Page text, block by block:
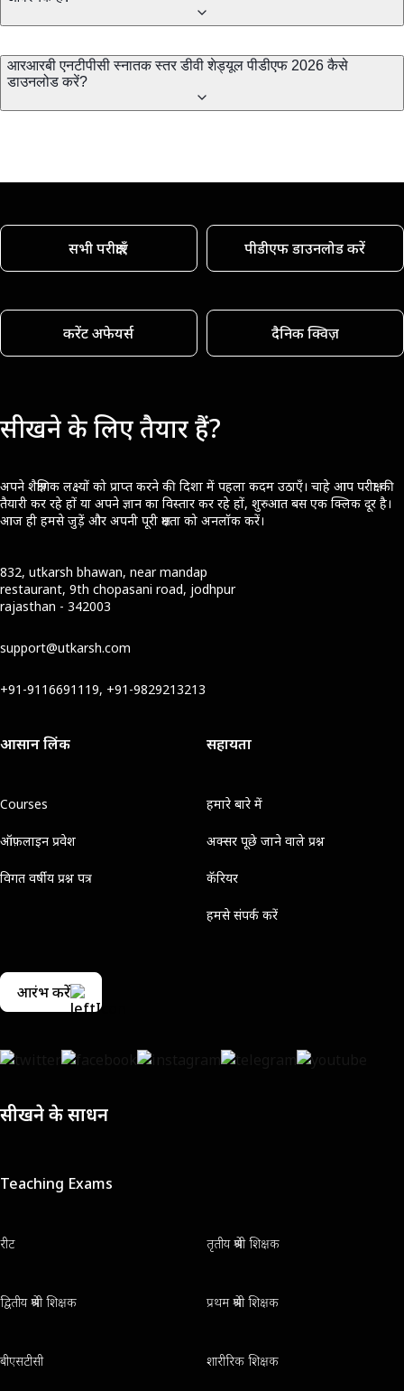
आरआरबी एनटीपीसी स्नातक स्तर डीवी शेड्यूल पीडीएफ 2026 कैसे
डाउनलोड करें?
सभी परीक्षाएँ पीडीएफ डाउनलोड करें
करेंट अफेयर्स दैनिक क्विज़
सीखने के लिए तैयार हैं?
अपने शैक्षणिक लक्ष्यों को प्राप्त करने की दिशा में पहला कदम उठाएँ। चाहे आप परीक्षा की
तैयारी कर रहे हों या अपने ज्ञान का विस्तार कर रहे हों, शुरुआत बस एक क्लिक दूर है।
आज ही हमसे जुड़ें और अपनी पूरी क्षमता को अनलॉक करें।
832, utkarsh bhawan, near mandap
restaurant, 9th chopasani road, jodhpur
rajasthan - 342003
support@utkarsh.com
+91-9116691119, +91-9829213213
आसान लिंक
Courses
ऑफ़लाइन प्रवेश
विगत वर्षीय प्रश्न पत्र
सहायता
हमारे बारे में
अक्सर पूछे जाने वाले प्रश्न
कॅरियर
हमसे संपर्क करें
आरंभ करें
सीखने के साधन
Teaching Exams
रीट तृतीय श्रेणी शिक्षक
द्वितीय श्रेणी शिक्षक प्रथम श्रेणी शिक्षक
बीएसटीसी शारीरिक शिक्षक